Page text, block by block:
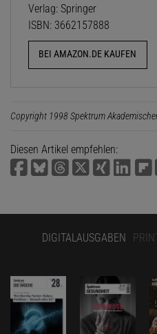
Verlag: Springer
ISBN: 3662157888
BEI AMAZON.DE KAUFEN
Copyright 1998 Spektrum
Diesen Artikel empfehlen:
DIGITALAUSGABEN